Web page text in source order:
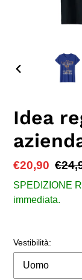
Idea
Prezzo
scontato
€20,90
di
listino
SPEDIZIONE
immediata.
Vestibilità: